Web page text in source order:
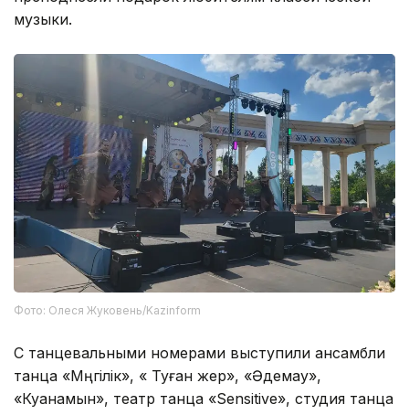
музыки.
Фото: Олеся Жуковень/Kazinform
С танцевальными номерами выступили ансамбли
танца «Мәңгілік», « Туған жер», «Әдемау»,
«Куанамын», театр танца «Sensitive», студия танца